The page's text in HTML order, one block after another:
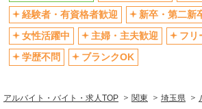
残業少なめ（月20h未満）
交通費支給
社会保険あり
産休・育休
退職金・財形貯蓄制度あり
経験者・有資格者歓迎
新卒・第二新
女性活躍中
主婦・主夫歓迎
フリ
学歴不問
ブランクOK
アルバイト・バイト・求人TOP 関東 埼玉県